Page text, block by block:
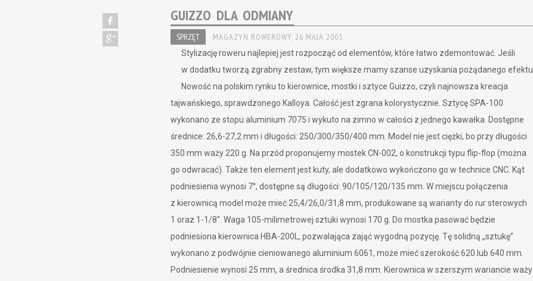
GUIZZO DLA ODMIANY
SPRZĘT MAGAZYN ROWEROWY, 26 MAJA 2005
Stylizację roweru najlepiej jest rozpocząć od elementów, które łatwo zdemontować. Jeśli
w dodatku tworzą zgrabny zestaw, tym większe mamy szanse uzyskania pożądanego efektu.
Nowość na polskim rynku to kierownice, mostki i sztyce Guizzo, czyli najnowsza kreacja
tajwańskiego, sprawdzonego Kalloya. Całość jest zgrana kolorystycznie. Sztycę SPA-100
wykonano ze stopu aluminium 7075 i wykuto na zimno w całości z jednego kawałka. Dostępne
średnice: 26,6-27,2 mm i długości: 250/300/350/400 mm. Model nie jest ciężki, bo przy długości
350 mm waży 220 g. Na przód proponujemy mostek CN-002, o konstrukcji typu flip-flop (można
go odwracać). Także ten element jest kuty, ale dodatkowo wykończono go w technice CNC. Kąt
podniesienia wynosi 7°, dostępne są długości: 90/105/120/135 mm. W miejscu połączenia
z kierownicą model może mieć 25,4/26,0/31,8 mm, produkowane są warianty do rur sterowych
1 oraz 1-1/8''. Waga 105-milimetrowej sztuki wynosi 170 g. Do mostka pasować będzie
podniesiona kierownica HBA-200L, pozwalająca zająć wygodną pozycję. Tę solidną „sztukę”
wykonano z podwójnie cieniowanego aluminium 6061, może mieć szerokość 620 lub 640 mm.
Podniesienie wynosi 25 mm, a średnica środka 31,8 mm. Kierownica w szerszym wariancie waży